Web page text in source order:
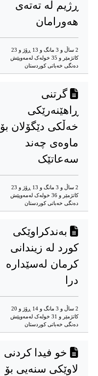
ڕژیم لە تەتەی
هەورامان
2 ساڵ و 3 مانگ و 13 ڕۆژ و 23
کاتژمێر و 35 خوله‌ک له‌مه‌وپێش‌
دەنگی خەباتی کوردستان
گرتنی
ڕاهێنەرێكی
خەڵكی دێگۆلان بۆ
ماوەی چەند
سەعاتێک
2 ساڵ و 3 مانگ و 13 ڕۆژ و 23
کاتژمێر و 36 خوله‌ک له‌مه‌وپێش‌
دەنگی خەباتی کوردستان
بەندکراوێکی
کورد لە زیندانی
کرمان لەسێدارە
درا
2 ساڵ و 3 مانگ و 14 ڕۆژ و 20
کاتژمێر و 31 خوله‌ک له‌مه‌وپێش‌
دەنگی خەباتی کوردستان
خو فیدا کردنی
لاوێکی سنەیی بۆ